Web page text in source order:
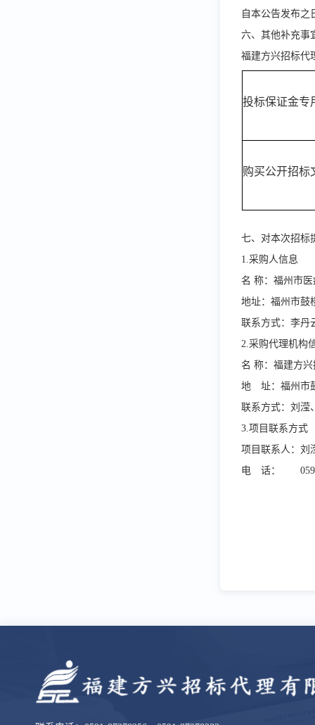
自本公告发布之
六、其他补充事
福建方兴招标代
投标保证金专
购买公开招标
七、对本次招标
1.采购人信息
名 称：福州市
地址：福州市鼓
联系方式：李丹
2.采购代理机构
名 称：福建方
地 址：福州市
联系方式：刘滢
3.项目联系方式
项目联系人：刘
电 话：